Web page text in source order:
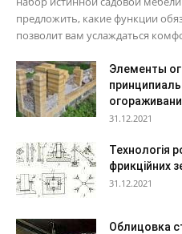
предложить, какие функции
позволит вам услаждаться
Элементы
31.12.2021
Технологія
фрикційних
31.12.2021
Облицовка